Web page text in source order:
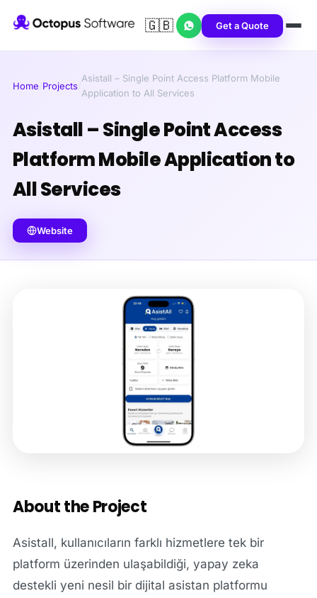
🇬🇧 Get a Quote
Home/Projects/
Asistall – Single Point Access Platform Mobile
Application to All Services
Asistall – Single Point Access
Platform Mobile Application to
All Services
Website
About the Project
Asistall, kullanıcıların farklı hizmetlere tek bir
platform üzerinden ulaşabildiği, yapay zeka
destekli yeni nesil bir dijital asistan platformu